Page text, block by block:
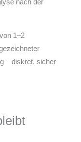
nach der
1–2
– diskret, sicher